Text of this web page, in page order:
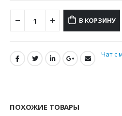
В КОРЗИНУ
Чат с
ПОХОЖИЕ ТОВАРЫ